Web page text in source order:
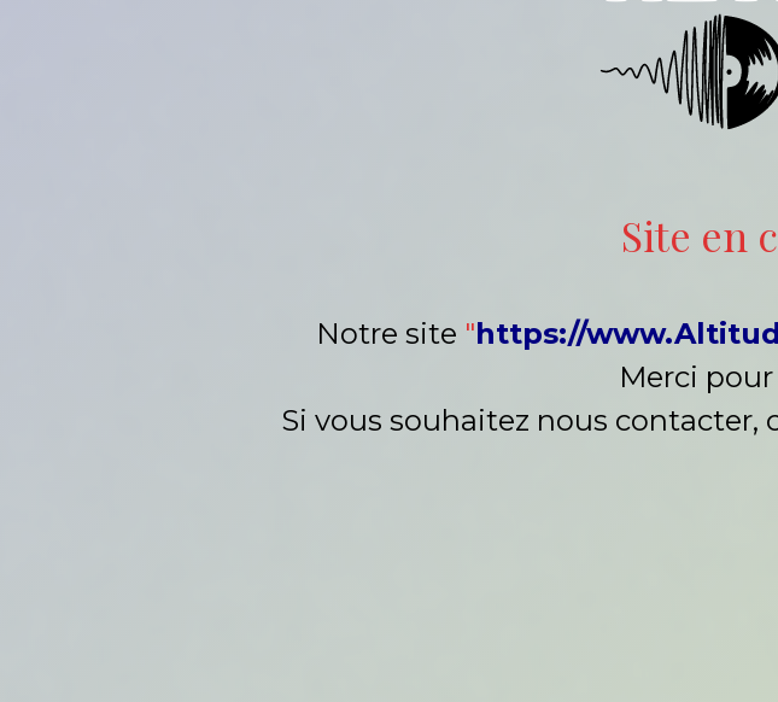
Site en
Notre site "https://
Merci
Si vous souhaitez nous contacter,